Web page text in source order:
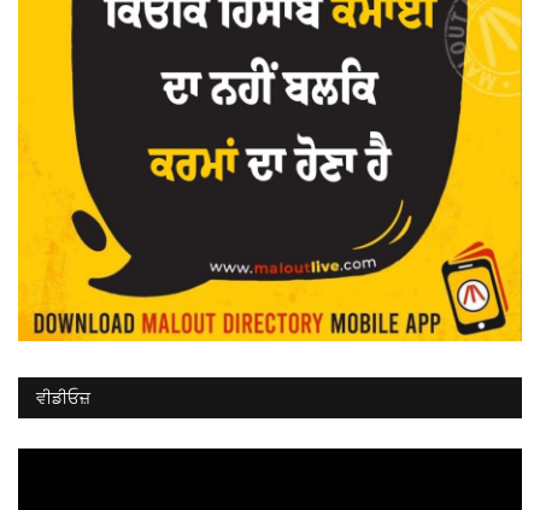
ਵੀਡੀਓਜ਼